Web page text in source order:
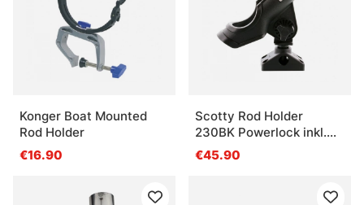
Konger Boat Mounted
Rod Holder
€16.90
Scotty Rod Holder
230BK Powerlock inkl.
241 & 242
€45.90